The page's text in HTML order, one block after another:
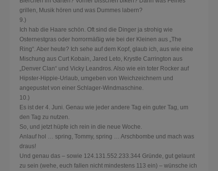
grillen, Musik hören und was Dummes labern?
9.)
Ich hab die Haare schön. Oft sind die Dinger ja strohig wie
Osternestgras oder horrormäßig wie bei der Kleinen aus „The
Ring“. Aber heute? Ich sehe auf dem Kopf, glaub ich, aus wie eine
Mischung aus Curt Kobain, Jared Leto, Krystle Carrington aus
„Denver Clan“ und Vicky Leandros. Also wie ein toter Rocker auf
Hipster-Hippie-Urlaub, umgeben von Weichzeichnern und
angepustet von einer Schlager-Windmaschine.
10.)
Es ist der 4. Juni. Genau wie jeder andere Tag ein guter Tag, um
den Tag zu nutzen.
So, und jetzt hüpfe ich rein in die neue Woche.
Anlauf hol … spring, Tommy, spring … Arschbombe und mach was
draus!
Und genau das – sowie 124.131.552.233.344 Gründe, gut gelaunt
zu sein (wehe, euch fallen nicht mindestens 113 ein) – wünsche ich